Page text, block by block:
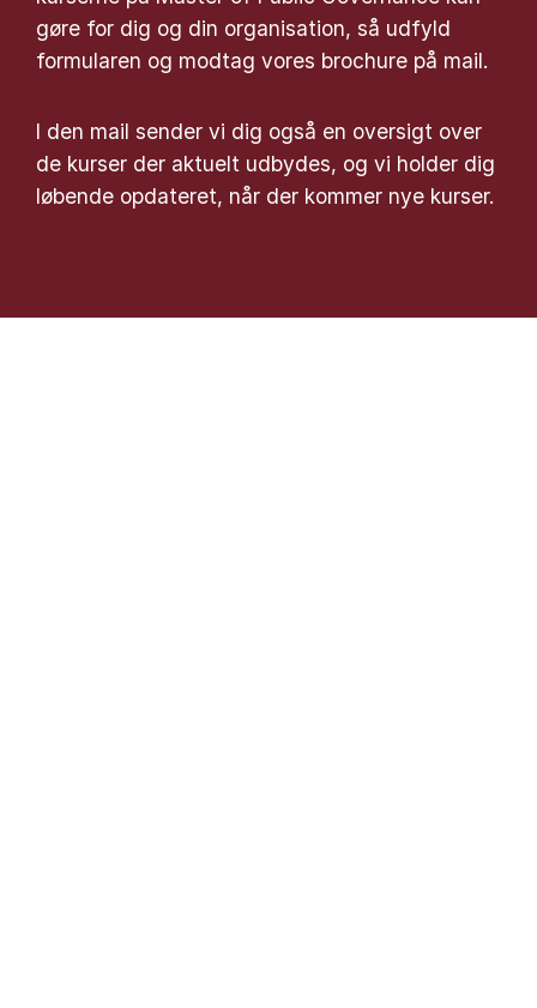
gøre for dig og din organisation, så udfyld
formularen og modtag vores brochure på mail.
I den mail sender vi dig også en oversigt over
de kurser der aktuelt udbydes, og vi holder dig
løbende opdateret, når der kommer nye kurser.